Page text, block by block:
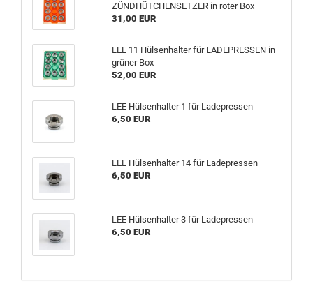
ZÜNDHÜTCHENSETZER in roter Box
31,00 EUR
LEE 11 Hülsenhalter für LADEPRESSEN in
grüner Box
52,00 EUR
LEE Hülsenhalter 1 für Ladepressen
6,50 EUR
LEE Hülsenhalter 14 für Ladepressen
6,50 EUR
LEE Hülsenhalter 3 für Ladepressen
6,50 EUR